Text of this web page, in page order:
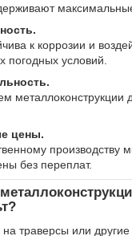
максимальные
к коррозии и
погодных условий.
металлоконструкции
цены.
производству
без переплат.
траверсы или